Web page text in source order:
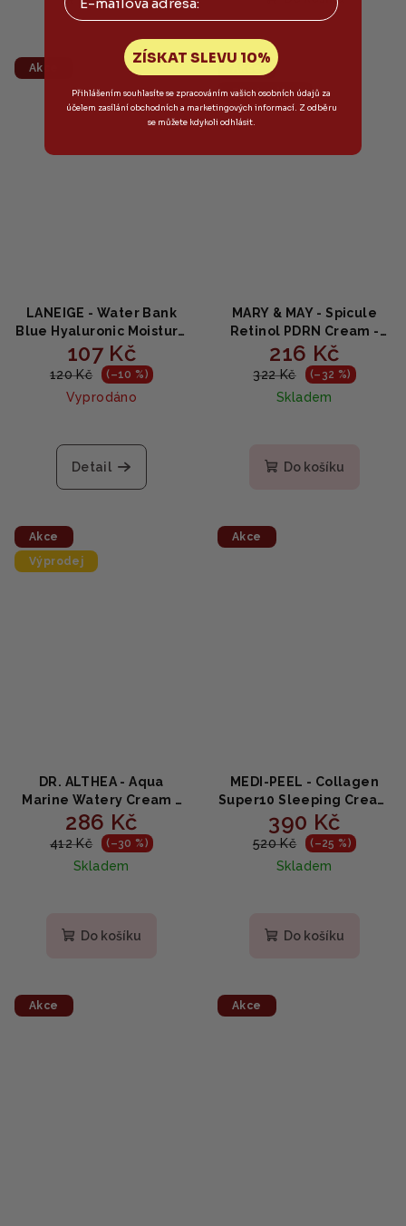
Akce
LANEIGE - Water Bank
Blue Hyaluronic Moisture
Cream Mini - Intenzivní
hydratační pleťový krém
s modrou kyselinou
hyaluronovou 10ml
107 Kč
120 Kč (–10 %)
Vyprodáno
Detail
Bestseller
MARY & MAY - Spicule
Retinol PDRN Cream -
Obnovující pleťový krém
se spikulemi, PDRN a
niacinamidem
216 Kč
322 Kč (–32 %)
Skladem
produktu
Do košíku
Akce
Výprodej
DR. ALTHEA - Aqua
Marine Watery Cream -
hydratační krém na
obličej s mořskými řasami
a kyselinou
hyaluronovou 50ml
286 Kč
412 Kč (–30 %)
Skladem
Do košíku
Akce
MEDI-PEEL - Collagen
Super10 Sleeping Cream
- noční krém proti
vráskám 70ml
390 Kč
520 Kč (–25 %)
Skladem
Do košíku
Akce Akce
ZÍSKAT SLEVU 10%
Přihlášením souhlasíte se zpracováním vašich osobních údajů za
účelem zasílání obchodních a marketingových informací. Z odběru
se můžete kdykoli odhlásit.